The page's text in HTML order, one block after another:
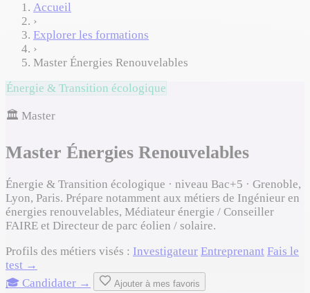
Accueil
›
Explorer les formations
›
Master Énergies Renouvelables
Énergie & Transition écologique
🏛️ Master
Master Énergies Renouvelables
Énergie & Transition écologique · niveau Bac+5 · Grenoble,
Lyon, Paris. Prépare notamment aux métiers de Ingénieur en
énergies renouvelables, Médiateur énergie / Conseiller
FAIRE et Directeur de parc éolien / solaire.
Profils des métiers visés : Investigateur Entreprenant Fais le
test →
🎓 Candidater →
Ajouter à mes favoris